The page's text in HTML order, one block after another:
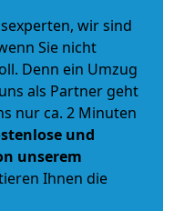
wir sind
Sie nicht
Denn ein Umzug
als Partner geht
nur ca. 2 Minuten
und
unserem
Ihnen die